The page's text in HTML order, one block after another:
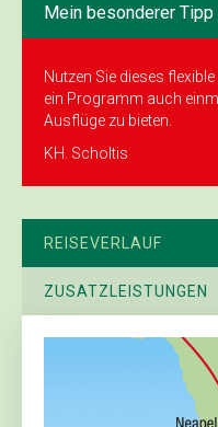
Mein besonderer Tipp
Nutzen Sie dieses
ein Programm auch
Ausflüge zu bieten.
KH. Scholtis
REISEVERLAUF
ZUSATZLEISTUNGEN